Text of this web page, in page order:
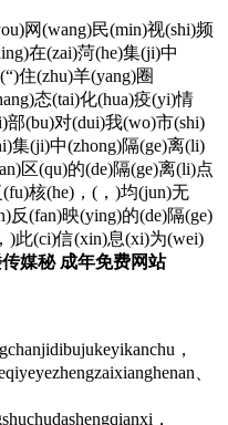
(wang)民(min)视(shi)频
在(zai)菏(he)集(ji)中
住(zhu)羊(yang)圈
态(tai)化(hua)疫(yi)情
部(bu)对(dui)我(wo)市(shi)
集(ji)中(zhong)隔(ge)离(li)
区(qu)的(de)隔(ge)离(li)点
核(he)，(，)均(jun)无
反(fan)映(ying)的(de)隔(ge)
)此(ci)信(xin)息(xi)为(wei)
媒秘 成年免费网站
，
、
，